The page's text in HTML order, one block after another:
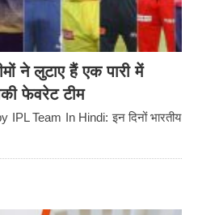
ने लुटाए हैं एक पारी में
फेवरेट टीम
Team In Hindi: इन दिनों भारतीय